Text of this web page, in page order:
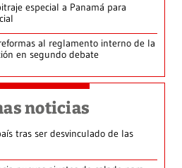
especial a Panamá para
al reglamento interno de la
en segundo debate
noticias
tras ser desvinculado de las